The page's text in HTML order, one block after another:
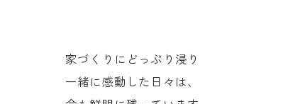
家づくりにどっぷり浸り
一緒に感動した日々は、